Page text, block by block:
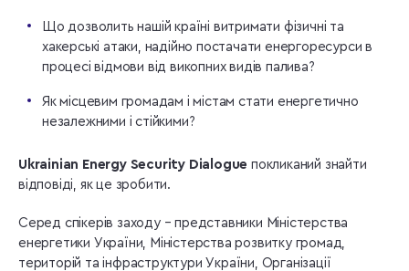
Що дозволить нашій країні витримати фізичні та
хакерські атаки, надійно постачати енергоресурси в
процесі відмови від викопних видів палива?
Як місцевим громадам і містам стати енергетично
незалежними і стійкими?
Ukrainian Energy Security Dialogue покликаний знайти
відповіді, як це зробити.
Серед спікерів заходу – представники Міністерства
енергетики України, Міністерства розвитку громад,
територій та інфраструктури України, Організації